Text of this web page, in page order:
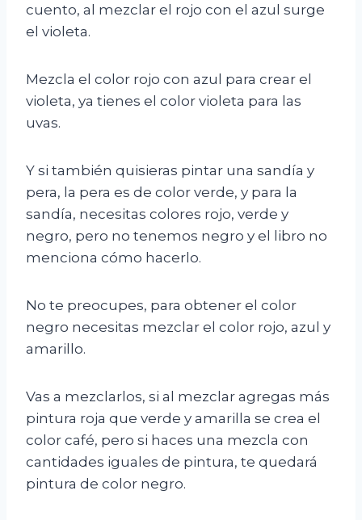
cuento, al mezclar el rojo con el azul surge
el violeta.
Mezcla el color rojo con azul para crear el
violeta, ya tienes el color violeta para las
uvas.
Y si también quisieras pintar una sandía y
pera, la pera es de color verde, y para la
sandía, necesitas colores rojo, verde y
negro, pero no tenemos negro y el libro no
menciona cómo hacerlo.
No te preocupes, para obtener el color
negro necesitas mezclar el color rojo, azul y
amarillo.
Vas a mezclarlos, si al mezclar agregas más
pintura roja que verde y amarilla se crea el
color café, pero si haces una mezcla con
cantidades iguales de pintura, te quedará
pintura de color negro.